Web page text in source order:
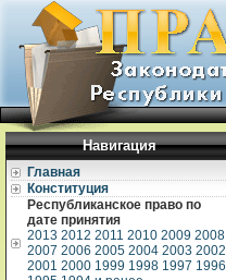
Навигация
Главная
Конституция
Республиканское право по
дате принятия
2013 2012 2011 2010 2009 2008
2007 2006 2005 2004 2003 2002
2001 2000 1999 1998 1997 1996